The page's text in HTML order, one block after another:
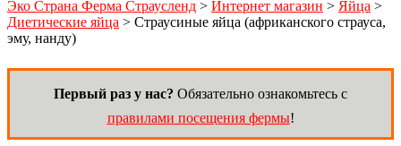
Эко Страна Ферма Страусленд > Интернет магазин > Яйца >
Диетические яйца > Страусиные яйца (африканского страуса,
эму, нанду)
Первый раз у нас? Обязательно ознакомьтесь с
правилами посещения фермы!